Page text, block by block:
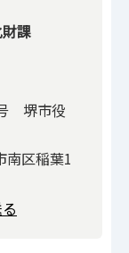
課
堺市役
南区稲葉1